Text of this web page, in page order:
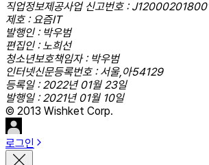
직업정보제공사업 신고번호 :
제호 : 요즘IT
발행인 : 박우범
편집인 : 노희선
청소년보호책임자 : 박우범
인터넷신문등록번호 : 서울,아54129
등록일 : 2022년 01월 23일
발행일 : 2021년 01월 10일
© 2013 Wishket Corp.
로그인